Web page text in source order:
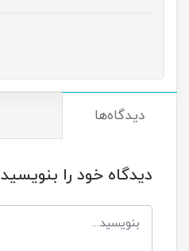
دیدگاه‌ها
دیدگاه خود را بنویسید